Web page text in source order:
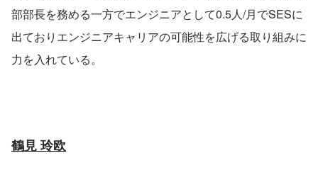
部部長を務める一方でエンジニアとして0.5人/月でSESに
出ておりエンジニアキャリアの可能性を広げる取り組みに
力を入れている。
鶴見 玲欧